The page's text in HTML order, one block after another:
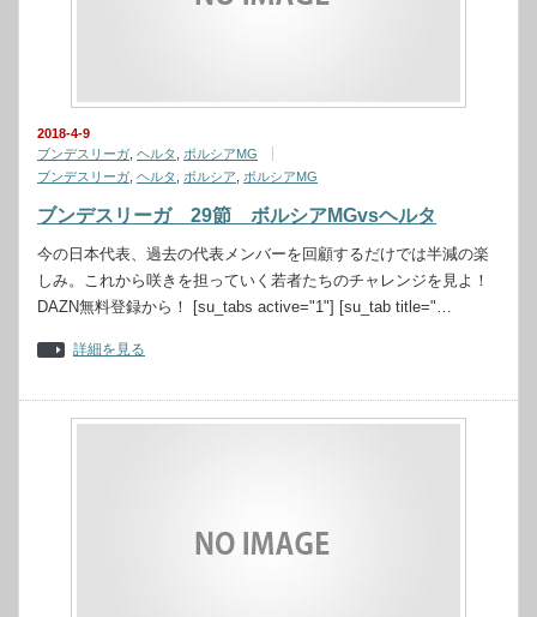
2018-4-9
ブンデスリーガ ヘルタ
ボルシアMG
ブンデスリーガ ヘルタ ボルシア ボルシアMG
ブンデスリーガ 29節 ボルシアMGvsヘルタ
今の日本代表、過去の代表メンバーを回顧するだけでは半減の楽
しみ。これから咲きを担っていく若者たちのチャレンジを見よ！
DAZN無料登録から！ [su_tabs active="1"] [su_tab title="…
詳細を見る